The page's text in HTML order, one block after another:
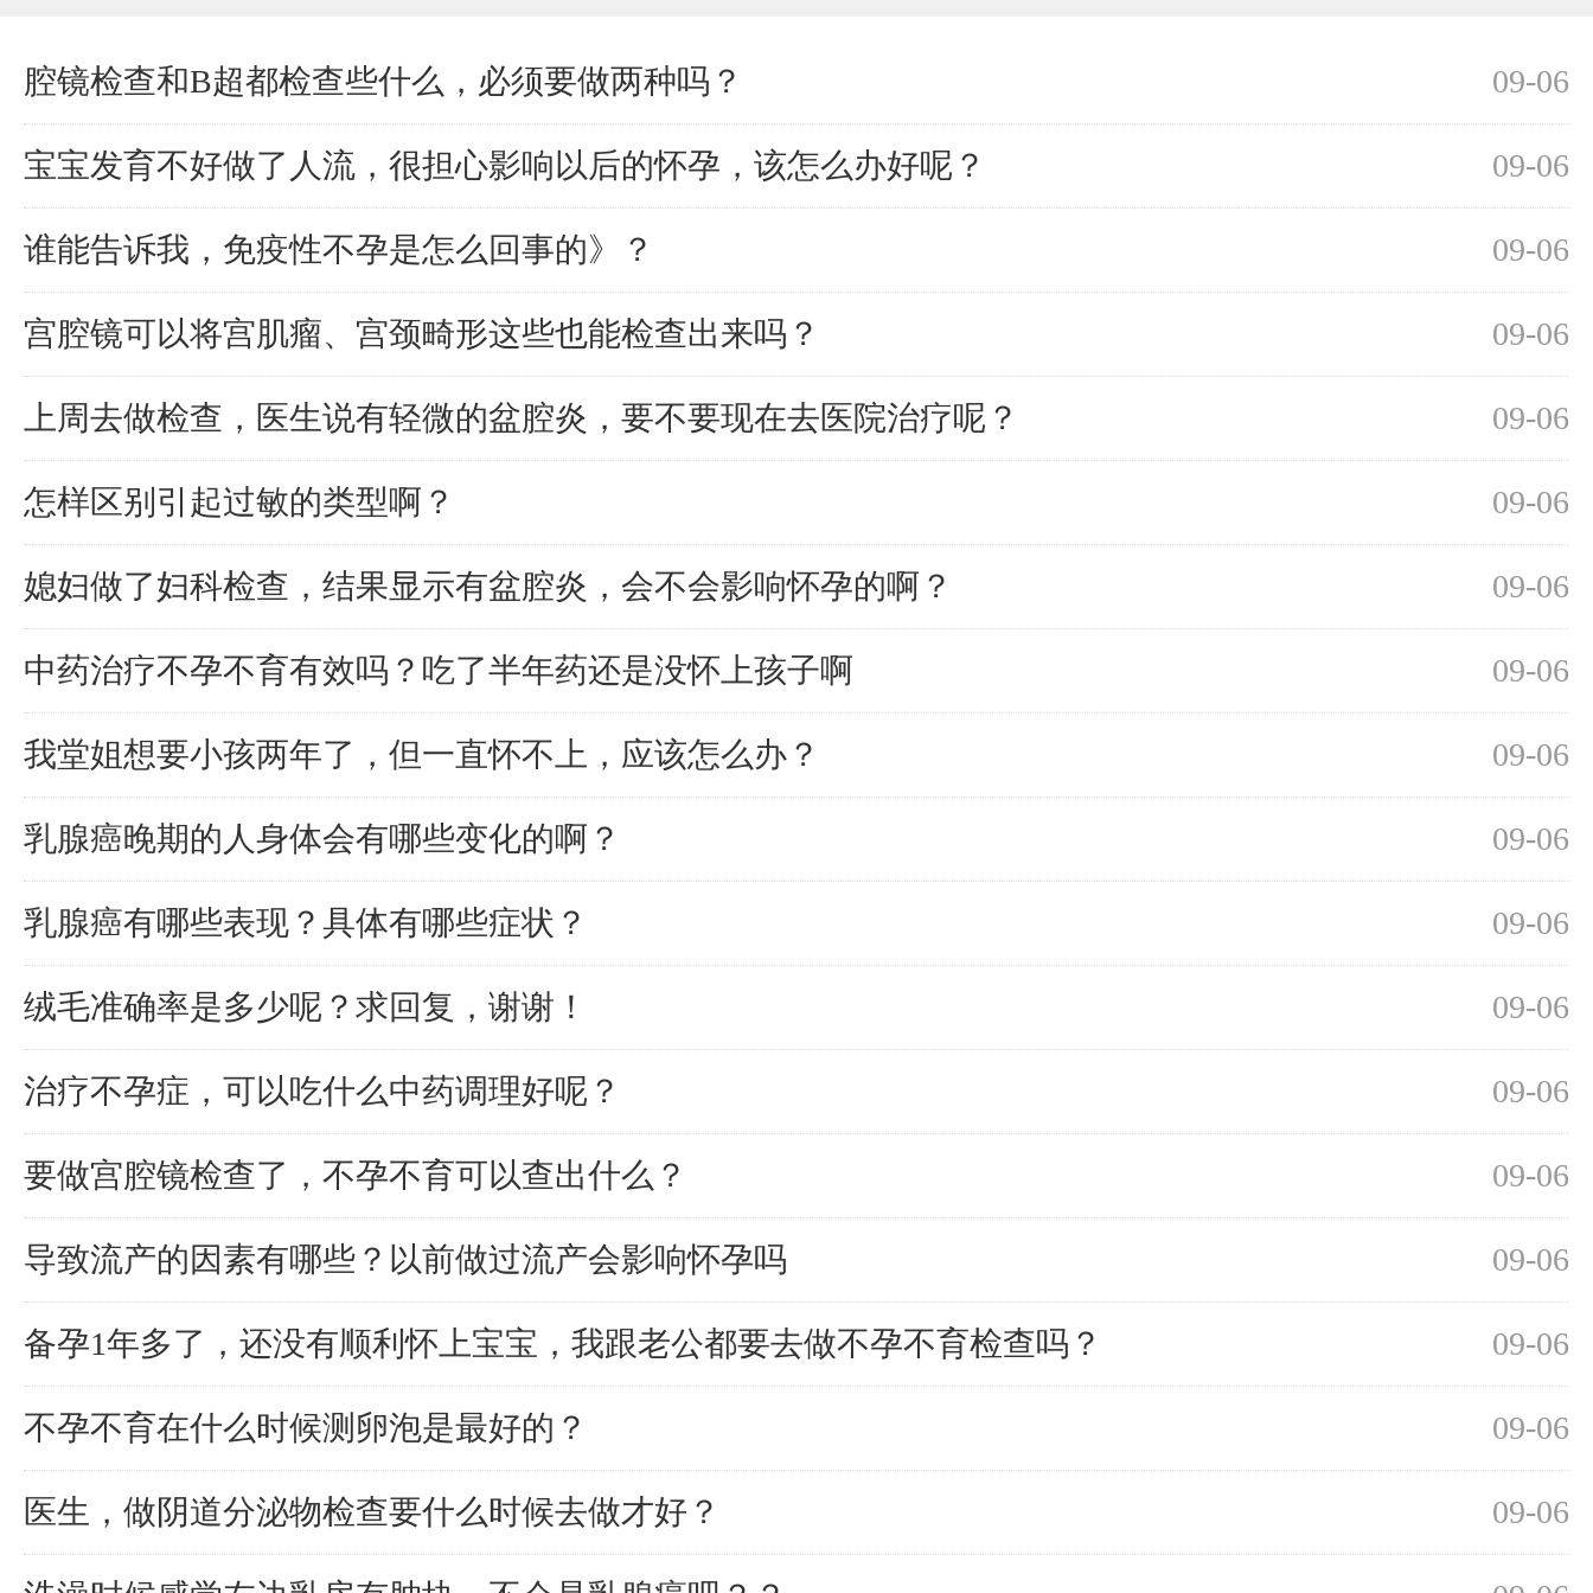
09-06
腔镜检查和B超都检查些什么，必须要做两种吗？
09-06
宝宝发育不好做了人流，很担心影响以后的怀孕，该怎么办好呢？
09-06
谁能告诉我，免疫性不孕是怎么回事的》？
09-06
宫腔镜可以将宫肌瘤、宫颈畸形这些也能检查出来吗？
09-06
上周去做检查，医生说有轻微的盆腔炎，要不要现在去医院治疗呢？
09-06
怎样区别引起过敏的类型啊？
09-06
媳妇做了妇科检查，结果显示有盆腔炎，会不会影响怀孕的啊？
09-06
中药治疗不孕不育有效吗？吃了半年药还是没怀上孩子啊
09-06
我堂姐想要小孩两年了，但一直怀不上，应该怎么办？
09-06
乳腺癌晚期的人身体会有哪些变化的啊？
09-06
乳腺癌有哪些表现？具体有哪些症状？
09-06
绒毛准确率是多少呢？求回复，谢谢！
09-06
治疗不孕症，可以吃什么中药调理好呢？
09-06
要做宫腔镜检查了，不孕不育可以查出什么？
09-06
导致流产的因素有哪些？以前做过流产会影响怀孕吗
09-06
备孕1年多了，还没有顺利怀上宝宝，我跟老公都要去做不孕不育检查吗？
09-06
不孕不育在什么时候测卵泡是最好的？
09-06
医生，做阴道分泌物检查要什么时候去做才好？